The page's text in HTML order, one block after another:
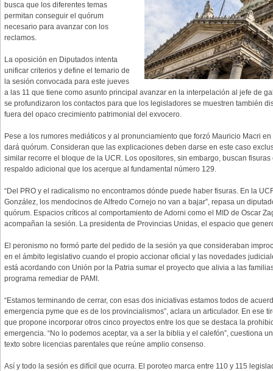
busca que los diferentes temas
permitan conseguir el quórum
necesario para avanzar con los
reclamos.
La oposición en Diputados intenta
unificar criterios y define el temario de
la sesión convocada para este jueves
a las 11 que tiene como asunto principal avanzar en la interpelación al jefe de
se profundizaron los contactos para que los legisladores se muestren también
fuera del opaco crecimiento patrimonial del exvocero.
Pese a los rumores mediáticos y al pronunciamiento que forzó Mauricio Macri
dará quórum. Consideran que las explicaciones deben darse en este caso
similar recorre el bloque de la UCR. Los opositores, sin embargo, buscan
respaldo adicional que los acerque al fundamental número 129.
“Del PRO y el radicalismo no encontramos dónde puede haber fisuras. En la
González, los mendocinos de Alfredo Cornejo no van a bajar”, repasa un
quórum. Espacios críticos al comportamiento de Adorni como el MID de Oscar
acompañan la sesión. La presidenta de Provincias Unidas, el espacio que
El peronismo no formó parte del pedido de la sesión ya que consideraban
en el ámbito legislativo cuando el propio accionar oficial y las novedades
está acordando con Unión por la Patria sumar el proyecto que alivia a las
programa remediar de PAMI.
“Estamos terminando de cerrar, con esas dos iniciativas estamos todos de
emergencia pyme que es de los provincialismos”, aclara un articulador. En ese
que propone incorporar otros cinco proyectos entre los que se destaca la
emergencia. “No lo podemos aceptar, va a ser la biblia y el calefón”, cuestiona
texto sobre licencias parentales que reúne amplio consenso.
Así y todo la sesión es difícil que ocurra. El poroteo marca entre 110 y 115